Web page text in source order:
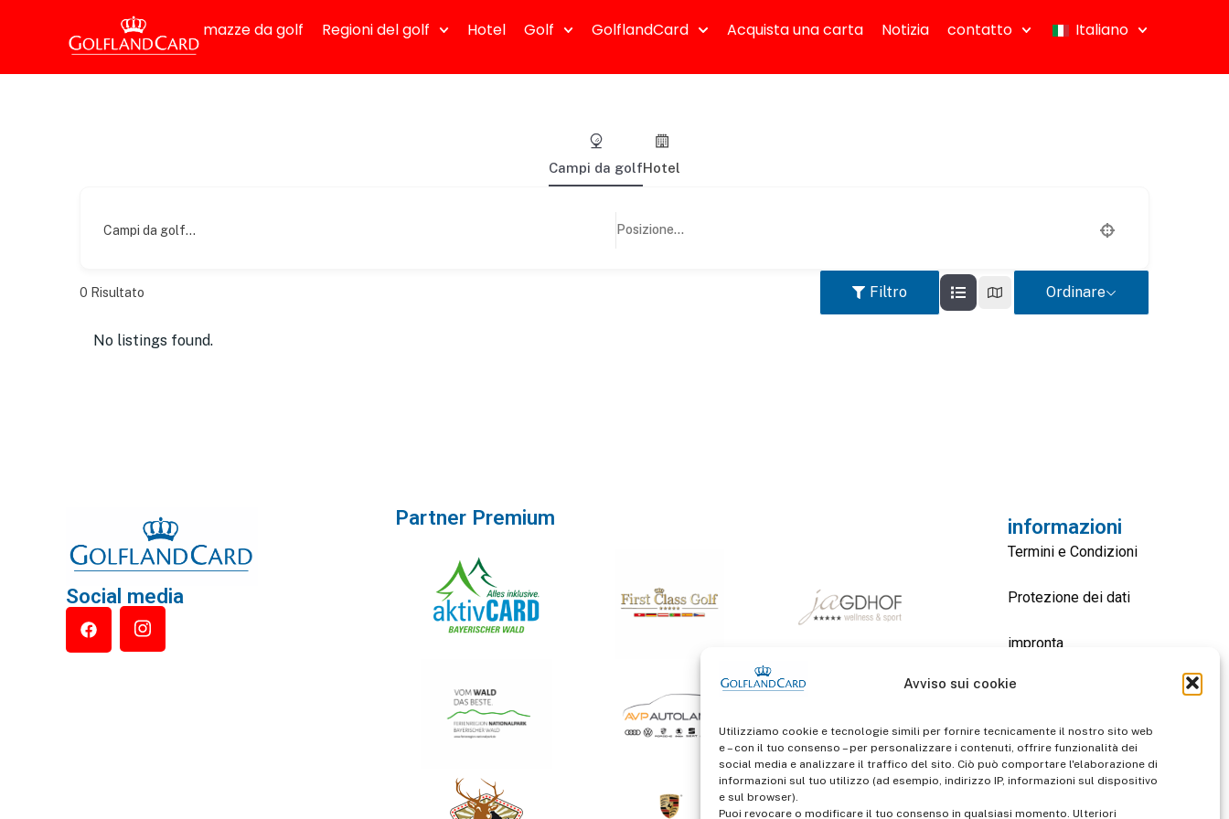
Avviso sui cookie
Utilizziamo cookie e tecnologie simili per fornire tecnicamente il nostro sito web
e – con il tuo consenso – per personalizzare i contenuti, offrire funzionalità dei
social media e analizzare il traffico del sito. Ciò può comportare l'elaborazione di
informazioni sul tuo utilizzo (ad esempio, indirizzo IP, informazioni sul dispositivo
e sul browser).
Puoi revocare o modificare il tuo consenso in qualsiasi momento. Ulteriori
mazze da golf Regioni del golf Hotel Golf GolflandCard Acquista una carta Notizia contatto Italiano
Campi da golfHotel
Campi da golf...
0 Risultato Filtro Ordinare
No listings found.
Social media
Partner Premium informazioni
Termini e Condizioni
Protezione dei dati
impronta
contatto